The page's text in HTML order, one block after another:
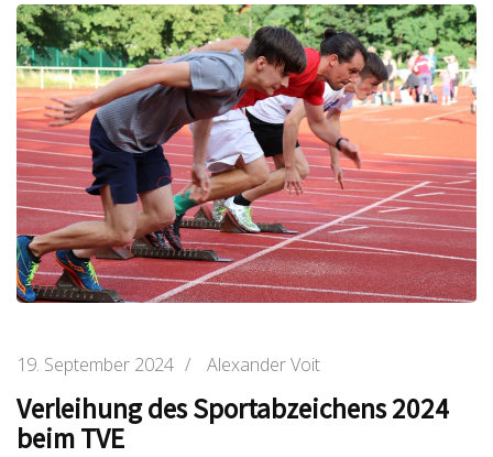
19. September 2024 / Alexander Voit
Verleihung des Sportabzeichens 2024
beim TVE